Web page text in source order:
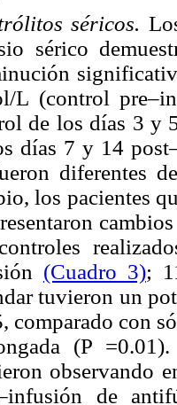
séricos.
sérico
L (control
de los días 3 y
días 7 y 14
diferentes
los pacientes
(Cuadro 3);
tuvieron un
comparado con
(P
observando
de